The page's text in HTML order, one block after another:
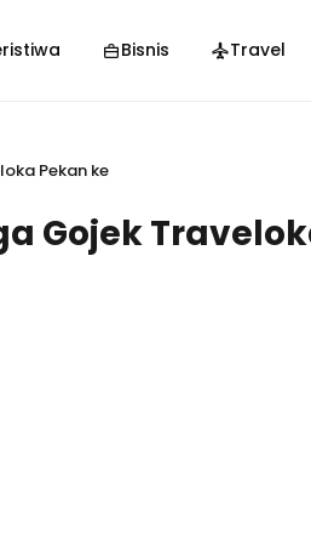
Bisnis Travel
Pekan ke
Gojek